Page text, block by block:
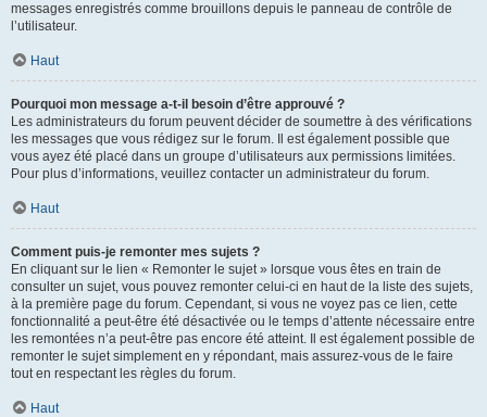
messages enregistrés comme brouillons depuis le panneau de contrôle de
l’utilisateur.
Haut
Pourquoi mon message a-t-il besoin d’être approuvé ?
Les administrateurs du forum peuvent décider de soumettre à des vérifications
les messages que vous rédigez sur le forum. Il est également possible que
vous ayez été placé dans un groupe d’utilisateurs aux permissions limitées.
Pour plus d’informations, veuillez contacter un administrateur du forum.
Haut
Comment puis-je remonter mes sujets ?
En cliquant sur le lien « Remonter le sujet » lorsque vous êtes en train de
consulter un sujet, vous pouvez remonter celui-ci en haut de la liste des sujets,
à la première page du forum. Cependant, si vous ne voyez pas ce lien, cette
fonctionnalité a peut-être été désactivée ou le temps d’attente nécessaire entre
les remontées n’a peut-être pas encore été atteint. Il est également possible de
remonter le sujet simplement en y répondant, mais assurez-vous de le faire
tout en respectant les règles du forum.
Haut